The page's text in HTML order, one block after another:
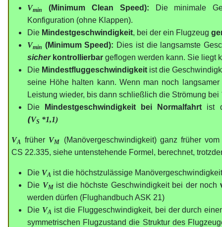
Vmin (Minimum Clean Speed): Die minimale
Konfiguration (ohne Klappen).
Die Mindestgeschwindigkeit, bei der ein Flugzeug
Vmin (Minimum Speed): Dies ist die langsamste
sicher kontrollierbar geflogen werden kann. Sie liegt
Die Mindestfluggeschwindigkeit ist die
seine Höhe halten kann. Wenn man noch
Leistung wieder, bis dann schließlich die Strömung bei
Die
Mindestgeschwindigkeit bei Normalfahrt ist
(VS *1,1)
VA früher VM
(Manövergeschwindigkeit) ganz früher
CS 22.335, siehe untenstehende Formel, berechnet,
Die VA ist die höchstzulässige Manövergeschwindigkeit
Die VM ist die höchste Geschwindigkeit bei der noch
werden dürfen (Flughandbuch ASK 21)
Die VA ist die Fluggeschwindigkeit, bei der durch
symmetrischen Flugzustand die Struktur des